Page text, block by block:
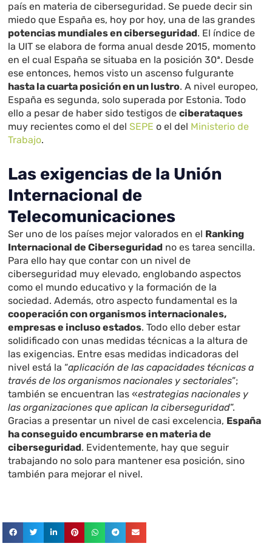
país en materia de ciberseguridad. Se puede decir sin
miedo que España es, hoy por hoy, una de las grandes
potencias mundiales en ciberseguridad. El índice de
la UIT se elabora de forma anual desde 2015, momento
en el cual España se situaba en la posición 30ª. Desde
ese entonces, hemos visto un ascenso fulgurante
hasta la cuarta posición en un lustro. A nivel europeo,
España es segunda, solo superada por Estonia. Todo
ello a pesar de haber sido testigos deciberataques
muy recientes como el delSEPE o el del Ministerio de
Trabajo.
Las exigencias de la Unión
Internacional de
Telecomunicaciones
Ser uno de los países mejor valorados en el Ranking
Internacional de Ciberseguridad no es tarea sencilla.
Para ello hay que contar con un nivel de
ciberseguridad muy elevado, englobando aspectos
como el mundo educativo y la formación de la
sociedad. Además, otro aspecto fundamental es la
cooperación con organismos internacionales,
empresas e incluso estados. Todo ello deber estar
solidificado con unas medidas técnicas a la altura de
las exigencias. Entre esas medidas indicadoras del
nivel está la “aplicación de las capacidades técnicas a
través de los organismos nacionales y sectoriales”;
también se encuentran las «estrategias nacionales y
las organizaciones que aplican la ciberseguridad”.
Gracias a presentar un nivel de casi excelencia, España
ha conseguido encumbrarse en materia de
ciberseguridad. Evidentemente, hay que seguir
trabajando no solo para mantener esa posición, sino
también para mejorar el nivel.